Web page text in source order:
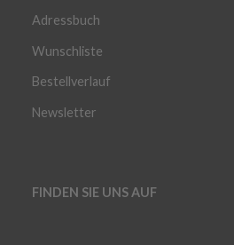
Adressbuch
Wunschliste
Bestellverlauf
Newsletter
FINDEN SIE UNS AUF